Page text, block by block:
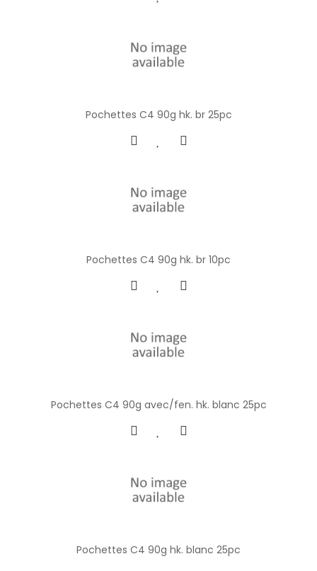
Pochettes C4 90g hk. br 25pc
Pochettes C4 90g hk. br 10pc
Pochettes C4 90g avec/fen. hk. blanc 25pc
Pochettes C4 90g hk. blanc 25pc